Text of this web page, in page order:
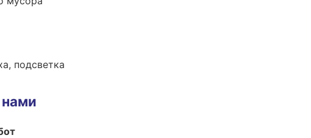
подсветка